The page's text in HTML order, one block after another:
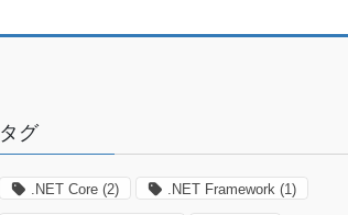
タグ
.NET Core (2) .NET Framework (1)